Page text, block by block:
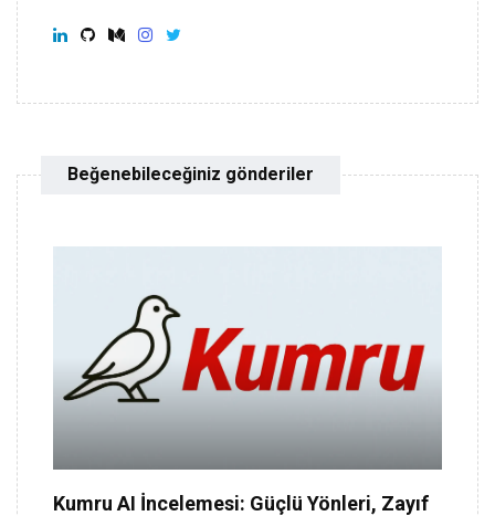
Beğenebileceğiniz gönderiler
Kumru AI İncelemesi: Güçlü Yönleri, Zayıf